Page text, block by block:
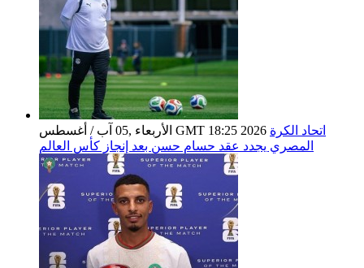
الأربعاء ,05 آب / أغسطس GMT 18:25 2026 اتحاد الكرة
المصري يجدد عقد حسام حسن بعد إنجاز كأس العالم